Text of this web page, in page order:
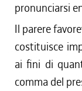
pronunciarsi
Il parere
costituisce
ai fini di
comma del